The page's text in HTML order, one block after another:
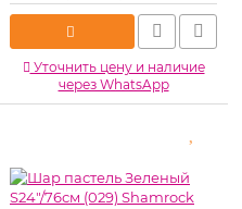
Уточнить цену и наличие
через WhatsApp